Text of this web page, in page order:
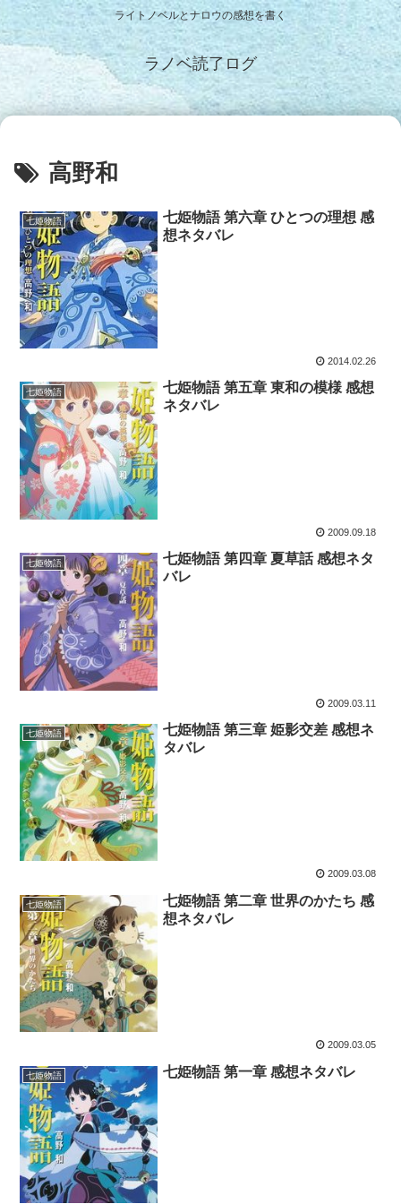
ライトノベルとナロウの感想を書く
ラノベ読了ログ
高野和
七姫物語
七姫物語 第六章 ひとつの理想 感
想ネタバレ
2014.02.26
七姫物語
七姫物語 第五章 東和の模様 感想
ネタバレ
2009.09.18
七姫物語
七姫物語 第四章 夏草話 感想ネタ
バレ
2009.03.11
七姫物語
七姫物語 第三章 姫影交差 感想ネ
タバレ
2009.03.08
七姫物語
七姫物語 第二章 世界のかたち 感
想ネタバレ
2009.03.05
七姫物語 七姫物語 第一章 感想ネタバレ